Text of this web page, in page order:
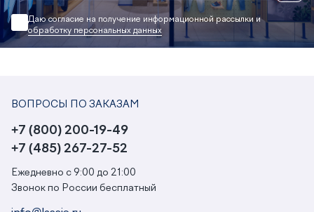
Даю согласие на получение информационной рассылки и
обработку персональных данных
ВОПРОСЫ ПО ЗАКАЗАМ
+7 (800) 200-19-49
+7 (485) 267-27-52
Ежедневно с 9:00 до 21:00
Звонок по России бесплатный